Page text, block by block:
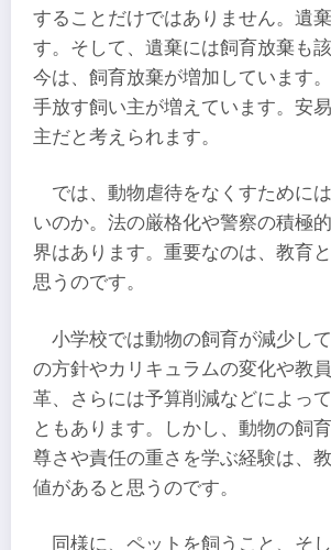
することだけではありません。遺
す。そして、遺棄には飼育放棄も
今は、飼育放棄が増加しています
手放す飼い主が増えています。安
主だと考えられます。
では、動物虐待をなくすために
いのか。法の厳格化や警察の積極
界はあります。重要なのは、教育
思うのです。
小学校では動物の飼育が減少し
の方針やカリキュラムの変化や教
革、さらには予算削減などによっ
ともあります。しかし、動物の飼
尊さや責任の重さを学ぶ経験は、
値があると思うのです。
同様に、ペットを飼うこと、そ